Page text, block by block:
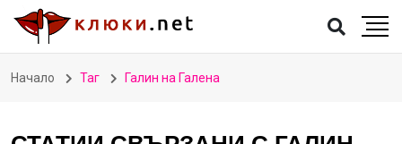
Начало Таг Галин на Галена